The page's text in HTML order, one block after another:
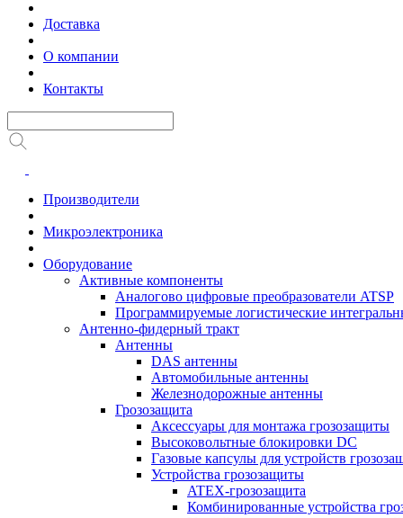
Доставка
О компании
Контакты
Производители
Микроэлектроника
Оборудование
Активные компоненты
Аналогово цифровые преобразователи ATSP
Программируемые логистические
Антенно-фидерный тракт
Антенны
DAS антенны
Автомобильные антенны
Железнодорожные антенны
Грозозащита
Аксессуары для монтажа грозозащиты
Высоковольтные блокировки DC
Газовые капсулы для устройств
Устройства грозозащиты
ATEX-грозозащита
Комбинированные устройства